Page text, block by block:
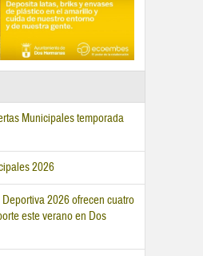
Municipales temporada
2026
2026 ofrecen cuatro
este verano en Dos